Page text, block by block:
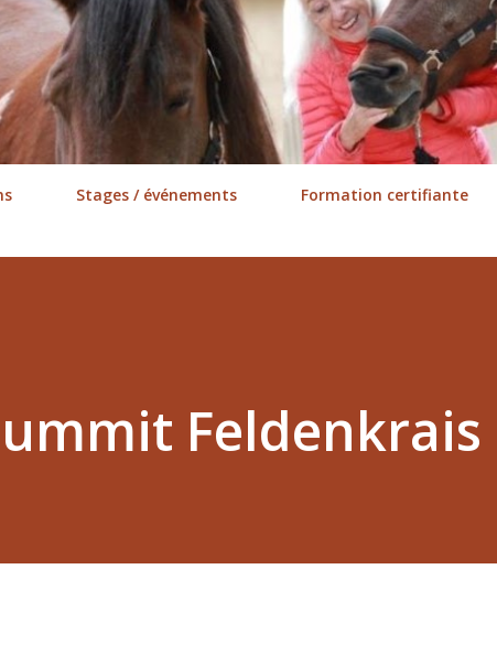
Stages / événements Formation certifiante
Feldenkrais